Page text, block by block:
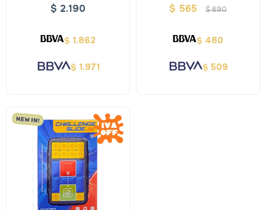
Agua Xxl - Alldoro
$ 2.190
$ 1.862
$ 1.971
$ 565 $690
$ 480
$ 509